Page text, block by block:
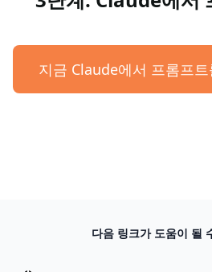
지금 Claude에서 프롬프
다음 링크가 도움이 될